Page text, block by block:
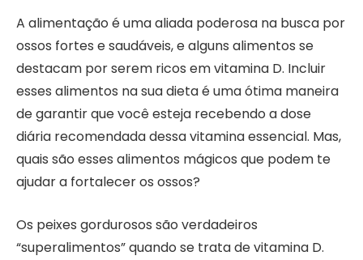
A alimentação é uma aliada poderosa na busca por
ossos fortes e saudáveis, e alguns alimentos se
destacam por serem ricos em vitamina D. Incluir
esses alimentos na sua dieta é uma ótima maneira
de garantir que você esteja recebendo a dose
diária recomendada dessa vitamina essencial. Mas,
quais são esses alimentos mágicos que podem te
ajudar a fortalecer os ossos?
Os peixes gordurosos são verdadeiros
“superalimentos” quando se trata de vitamina D.